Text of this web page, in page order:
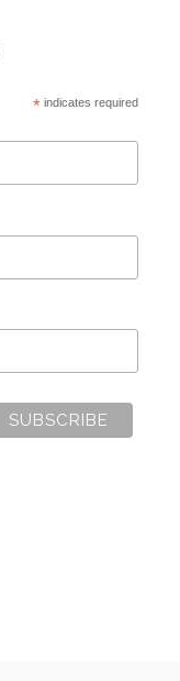
*indicates required